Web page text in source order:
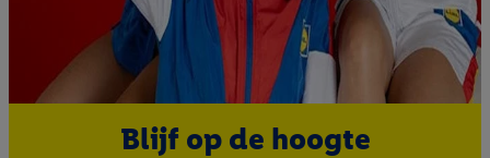
Blijf op de hoogte
bovengenoemde doeleinden. Meer informatie, waaronder de
bewaartermijn van de gegevens en uw recht om uw
toestemming te allen tijde met vooruitwerkende kracht in te
trekken, vindt u in onze
privacyverklaring.
Je vindt het